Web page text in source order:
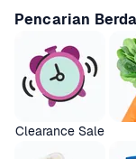
Pencarian
Clearance Sale